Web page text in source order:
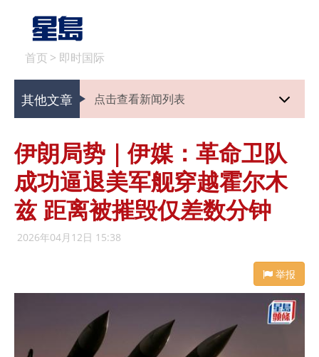
首页 > 即时国际
其他文章 点击查看新闻列表
伊朗局势｜伊媒：革命卫队
成功逼退美军舰穿越霍尔木
兹 距离被摧毁仅差数分钟
2026年04月12日 15:38
举报